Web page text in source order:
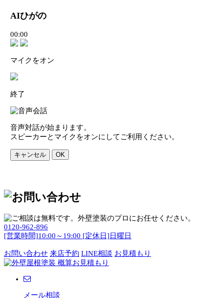
AIひがの
00:00
マイクをオン
終了
音声対話が始まります。
スピーカーとマイクをオンにしてご利用ください。
キャンセル OK
0120-962-896
[営業時間]10:00～19:00 [定休日]日曜日
お問い合わせ 来店予約 LINE相談 お見積もり
メール相談